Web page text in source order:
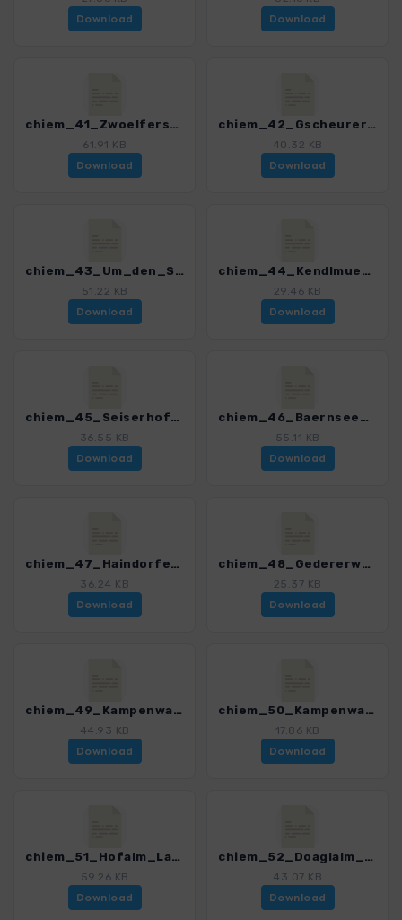
Download
Download
chiem_41_Zwoelferspitz_4329_4.gpx
61.91 KB
Download
chiem_42_Gscheurerwand_4329_4.gpx
40.32 KB
Download
chiem_43_Um_den_Staffen_4329_4.gpx
51.22 KB
Download
chiem_44_Kendlmuehlfilzen_4329_4.gpx
29.46 KB
Download
chiem_45_Seiserhof_Herrenalm_4329_4.gpx
36.55 KB
Download
chiem_46_Baernsee_Bernau_4329_4.gpx
55.11 KB
Download
chiem_47_Haindorfer_Berg_4329_4.gpx
36.24 KB
Download
chiem_48_Gedererwand_4329_4.gpx
25.37 KB
Download
chiem_49_Kampenwand_Norden_4329_4.gpx
44.93 KB
Download
chiem_50_Kampenwand_Rundtour_4329_4.gpx
17.86 KB
Download
chiem_51_Hofalm_Laubenstein_4329_4.gpx
59.26 KB
Download
chiem_52_Doaglalm_Karkopf_4329_4.gpx
43.07 KB
Download